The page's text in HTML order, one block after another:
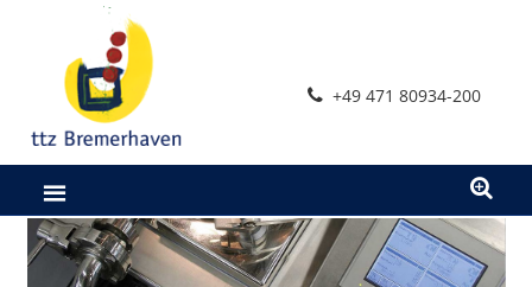
+49 471 80934-200